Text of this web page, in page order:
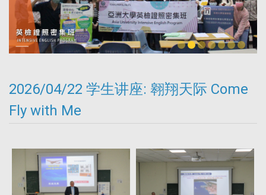
2026/04/22 学生讲座: 翱翔天际 Come
Fly with Me